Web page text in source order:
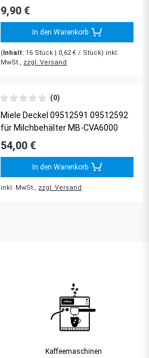
9,90 €
In den Warenkorb
(Inhalt: 16 Stück | 0,62 € / Stück) inkl.
MwSt., zzgl. Versand
(0)
Miele Deckel 09512591 09512592
für Milchbehälter MB-CVA6000
54,00 €
In den Warenkorb
inkl. MwSt., zzgl. Versand
Kaffee­maschinen